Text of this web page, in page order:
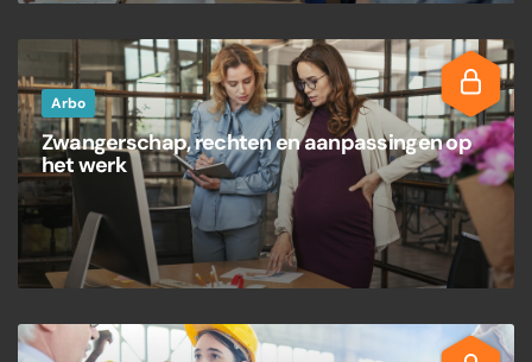
Arbo
Zwangerschap, rechten en aanpassingen op
het werk